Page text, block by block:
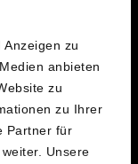
zu
anbieten
zu
zu Ihrer
Partner für
Unsere